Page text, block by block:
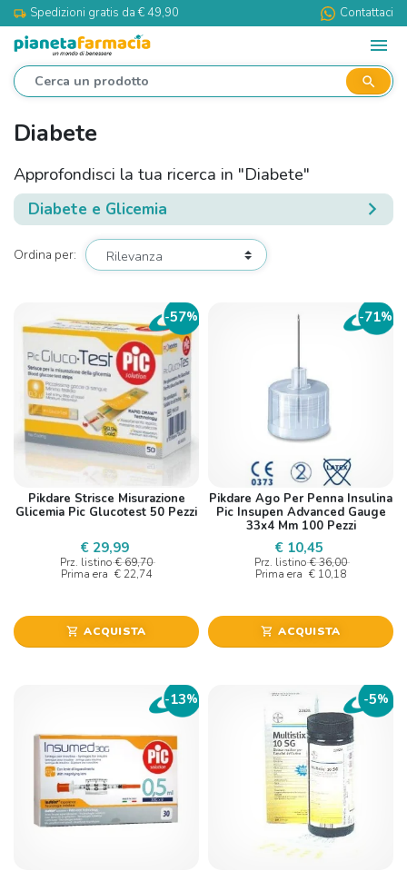
local_shipping Spedizioni gratis da € 49,90 Contattaci
menu
search
Diabete
Approfondisci la tua ricerca in "Diabete"
Diabete e Glicemia
Ordina per:
-57%
Pikdare Strisce Misurazione
Glicemia Pic Glucotest 50 Pezzi
€ 29,99
Prz. listino € 69,70
Prima era € 22,74
shopping_cart ACQUISTA
-71%
Pikdare Ago Per Penna Insulina
Pic Insupen Advanced Gauge
33x4 Mm 100 Pezzi
€ 10,45
Prz. listino € 36,00
Prima era € 10,18
shopping_cart ACQUISTA
-13% -5%